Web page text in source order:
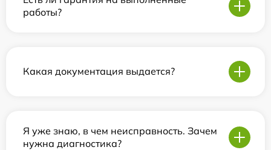
работы?
Какая документация выдается?
Я уже знаю, в чем неисправность. Зачем
нужна диагностика?